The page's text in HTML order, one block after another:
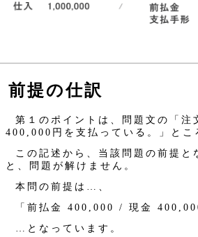
前提の仕訳
第１のポイントは、問題文の「注
400,000円を支払っている。」とこ
この記述から、当該問題の前提と
と、問題が解けません。
本問の前提は…、
「前払金 400,000 / 現金
…となっています。